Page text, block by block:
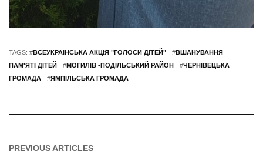
TAGS: #ВСЕУКРАЇНСЬКА АКЦІЯ "ГОЛОСИ ДІТЕЙ" #ВШАНУВАННЯ
ПАМ'ЯТІ ДІТЕЙ
#МОГИЛІВ -ПОДІЛЬСЬКИЙ РАЙОН #ЧЕРНІВЕЦЬКА
ГРОМАДА
#ЯМПІЛЬСЬКА ГРОМАДА
PREVIOUS ARTICLES